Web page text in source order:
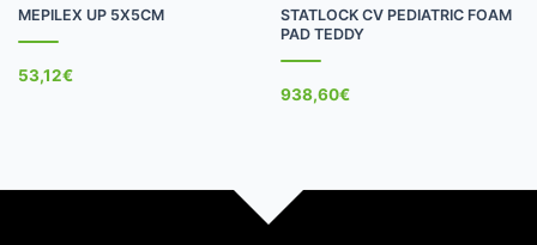
MEPILEX UP 5X5CM
53,12€
STATLOCK CV PEDIATRIC FOAM
PAD TEDDY
938,60€